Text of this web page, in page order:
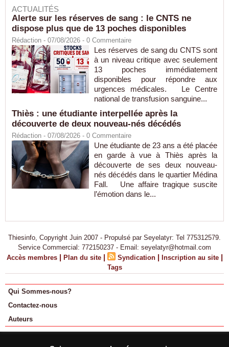
ACTUALITÉS
Alerte sur les réserves de sang : le CNTS ne
dispose plus que de 13 poches disponibles
Rédaction - 07/08/2026 - 0 Commentaire
Les réserves de sang du CNTS sont
à un niveau critique avec seulement
13 poches immédiatement
disponibles pour répondre aux
urgences médicales. Le Centre
national de transfusion sanguine...
Thiès : une étudiante interpellée après la
découverte de deux nouveau-nés décédés
Rédaction - 07/08/2026 - 0 Commentaire
Une étudiante de 23 ans a été placée
en garde à vue à Thiès après la
découverte de ses deux nouveau-
nés décédés dans le quartier Médina
Fall. Une affaire tragique suscite
l’émotion dans le...
Thiesinfo, Copyright Juin 2007 - Propulsé par Seyelatyr: Tel 775312579.
Service Commercial: 772150237 - Email: seyelatyr@hotmail.com
Accès membres | Plan du site | Syndication | Inscription au site |
Tags
Qui Sommes-nous?
Contactez-nous
Auteurs